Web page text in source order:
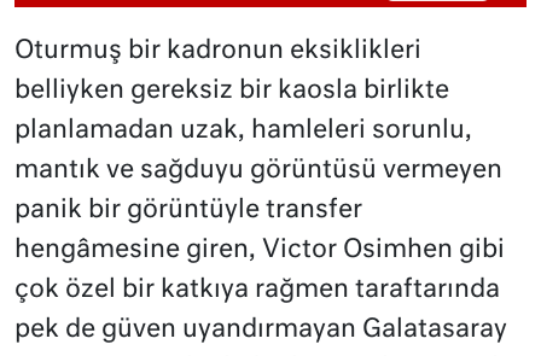
Oturmuş bir kadronun eksiklikleri
belliyken gereksiz bir kaosla birlikte
planlamadan uzak, hamleleri sorunlu,
mantık ve sağduyu görüntüsü vermeyen
panik bir görüntüyle transfer
hengâmesine giren, Victor Osimhen gibi
çok özel bir katkıya rağmen taraftarında
pek de güven uyandırmayan Galatasaray